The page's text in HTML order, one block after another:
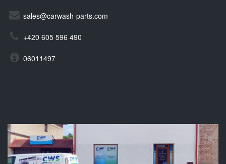
sales@carwash-parts.com
+420 605 596 490
06011497